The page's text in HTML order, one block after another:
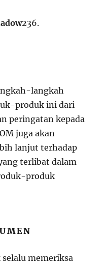
236.
langkah
produk ini dari
peringatan kepada
juga akan
lanjut terhadap
terlibat dalam
produk
memeriksa